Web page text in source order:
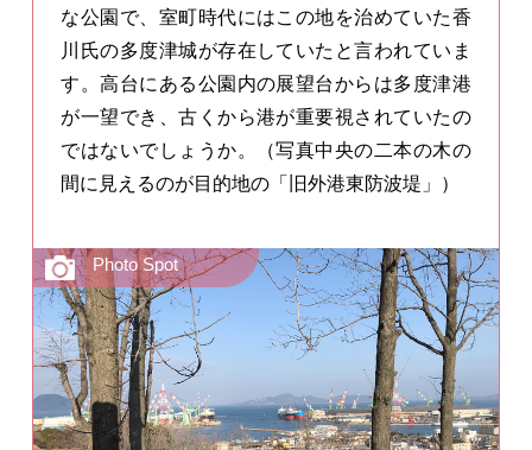
な公園で、室町時代にはこの地を治めていた香
川氏の多度津城が存在していたと言われていま
す。高台にある公園内の展望台からは多度津港
が一望でき、古くから港が重要視されていたの
ではないでしょうか。（写真中央の二本の木の
間に見えるのが目的地の「旧外港東防波堤」）